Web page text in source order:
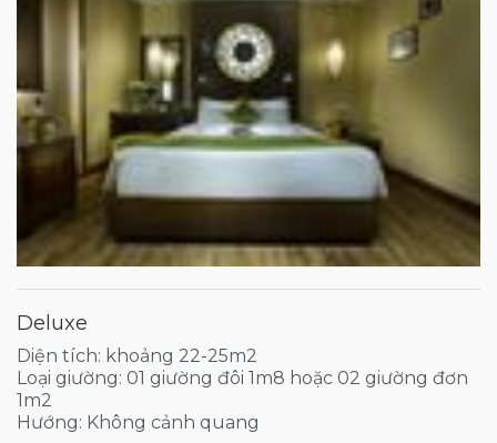
Deluxe
Diện tích: khoảng 22-25m2
Loại giường: 01 giường đôi 1m8 hoặc 02 giường đơn
1m2
Hướng: Không cảnh quang